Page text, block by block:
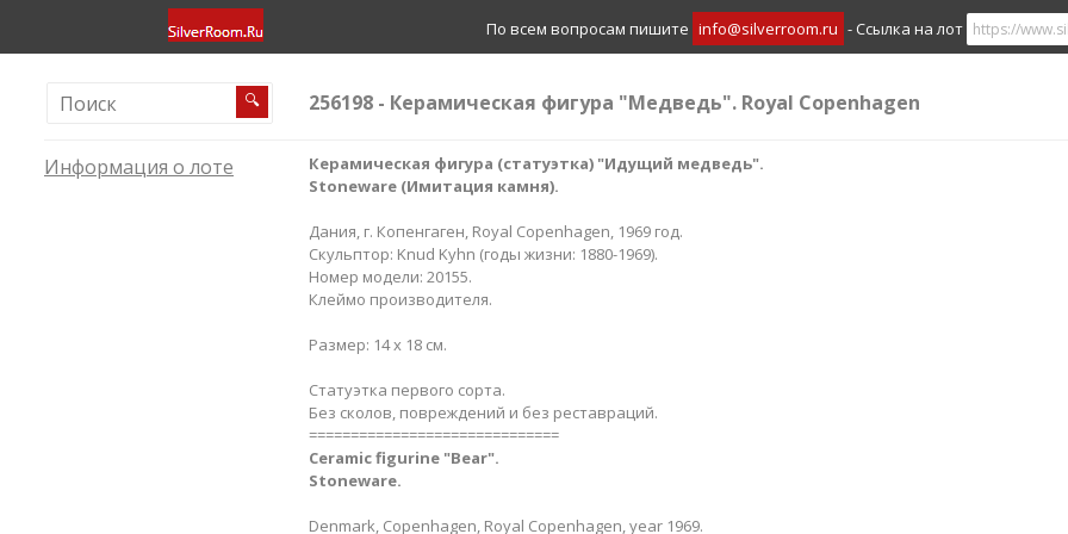
По всем вопросам пишите info@silverroom.ru - Ссылка на лот
🔍 256198 - Керамическая фигура "Медведь". Royal Copenhagen
Информация о лоте
Керамическая фигура (статуэтка) "Идущий медведь".
Stoneware (Имитация камня)​​.
Дания, г. Копенгаген, Royal Copenhagen, 1969 год.
Скульптор: Knud Kyhn (годы жизни: 1880-1969).
Номер модели: 20155.
Клеймо производителя.
Размер: 14 х 18 см.
Статуэтка первого сорта.
Без сколов, повреждений и без реставраций.
==============================
Ceramic figurine "Bear".
Stoneware.
Denmark, Copenhagen, Royal Copenhagen, year 1969.